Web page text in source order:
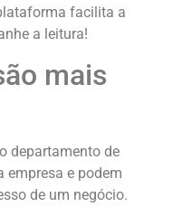
facilita a
a leitura!
mais
departamento de
empresa e podem
de um negócio.